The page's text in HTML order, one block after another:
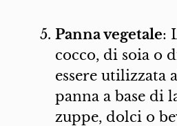
Panna vegetale:
cocco, di soia o
essere utilizzata
panna a base di
zuppe, dolci o